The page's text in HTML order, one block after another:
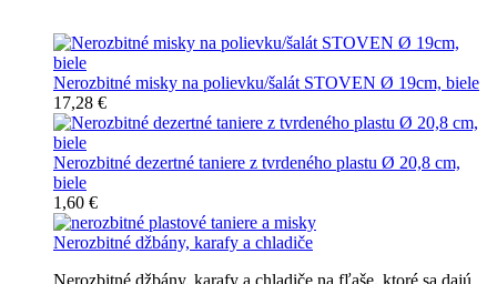
Nerozbitné misky na polievku/šalát STOVEN Ø 19cm, biele
17,28 €
Nerozbitné dezertné taniere z tvrdeného plastu Ø 20,8 cm,
biele
1,60 €
Nerozbitné džbány, karafy a chladiče
Nerozbitné džbány, karafy a chladiče na fľaše, ktoré sa dajú